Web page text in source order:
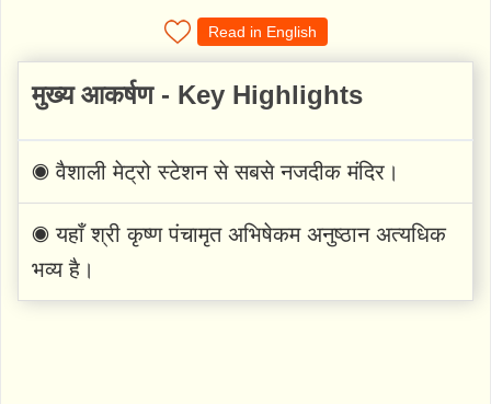
Read in English
मुख्य आकर्षण - Key Highlights
◉ वैशाली मेट्रो स्टेशन से सबसे नजदीक मंदिर।
◉ यहाँ श्री कृष्ण पंचामृत अभिषेकम अनुष्ठान अत्यधिक
भव्य है।